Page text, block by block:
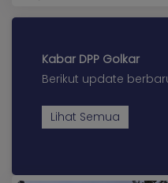
KADER
Kabar DPP Golkar
Berikut update
Lihat Semua